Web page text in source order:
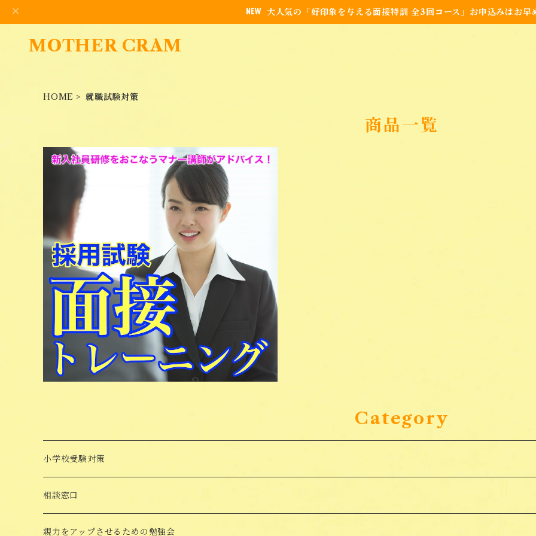
大人気の「好印象を与える面接特訓 全3回コース」お申込みはお早
MOTHER CRAM
HOME 就職試験対策
商品一覧
【就職試験】面接トレーニング（オンライン）
¥1,100
Category
小学校受験対策
面接対策講座
受験対策Goods
相談窓口
親力をアップさせるための勉強会